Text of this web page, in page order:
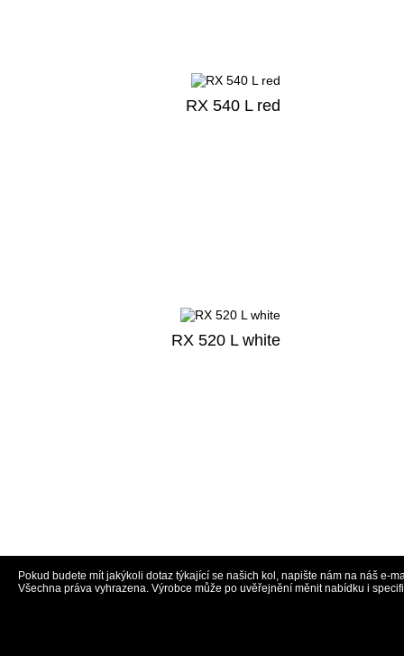
RX 540 L red
RX 520 L white
Pokud budete mít jakýkoli dotaz týkající se našich kol, napište nám na náš e-
Všechna práva vyhrazena. Výrobce může po uvěřejnění měnit nabídku i